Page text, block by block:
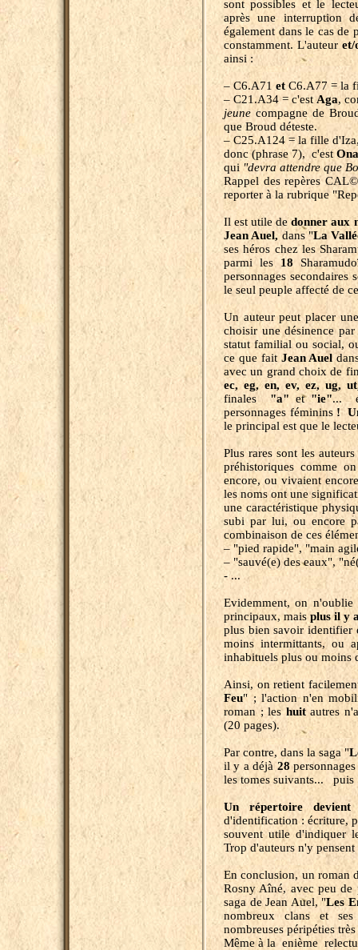
sont possibles et le
après une interruption
également dans le cas de
constamment. L'auteur et/
ainsi :
– C6.A71 etC6.A77 = la
– C21.A34 = c'est Aga,
jeune compagne de
que Broud déteste.
– C25.A124 = la fille
donc (phrase 7), c'est Ona
qui "devra attendre que
Rappel des repères
reporter à la rubrique
Il est utile dedonner aux
Jean Auel, dans "La
ses héros chez les
parmi les 18
personnages secondaires
le seul peuple affecté de
Un auteur peut placer
choisir une désinence
statut familial ou social,
ce que fait Jean Auel
avec un grand choix de
ec, eg, en, ev, ez, ug,
finales
"a" et"ie"...
personnages féminins !
le principal est que le
Plus rares sont les
préhistoriques comme
encore, ou vivaient
les noms ont une
une caractéristique
subi par lui, ou encore
combinaison de ces
– "pied rapide", "main
– "sauvé(e) des eaux",
- ...
Evidemment, on n'oublie
principaux, mais plus il y
plus bien savoir identifier
moins intermittants, ou
inhabituels plus ou moins
Ainsi, on retient
Feu" ; l'action n'en
roman ; les huitautres
(20 pages).
Par contre, dans la saga "
il y a déjà 28
les tomes suivants... puis
Un répertoire devient
d'identification : écriture,
souvent utile d'indiquer
Trop d'auteurs n'y pensent
En conclusion, un roman
Rosny Aîné, avec peu de
saga de Jean Auel, "Les
nombreux clans et ses
nombreuses péripéties
Même à la enième